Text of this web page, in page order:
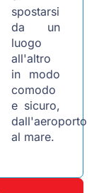
spostarsi
da un
luogo
all'altro
in modo
comodo
e sicuro,
dall'aeroporto
al mare.